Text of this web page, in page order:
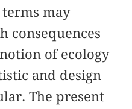
may
consequences
of ecology
and design
The present